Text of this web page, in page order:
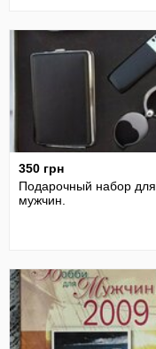
350 грн
Подарочный набор для
мужчин.